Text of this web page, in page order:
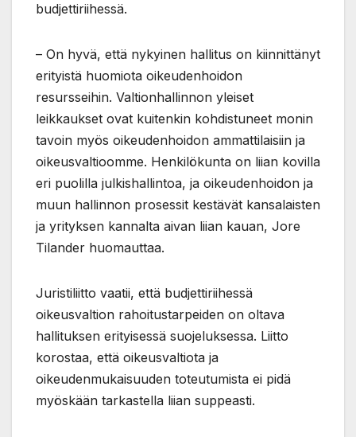
budjettiriihessä.
– On hyvä, että nykyinen hallitus on kiinnittänyt
erityistä huomiota oikeudenhoidon
resursseihin. Valtionhallinnon yleiset
leikkaukset ovat kuitenkin kohdistuneet monin
tavoin myös oikeudenhoidon ammattilaisiin ja
oikeusvaltioomme. Henkilökunta on liian kovilla
eri puolilla julkishallintoa, ja oikeudenhoidon ja
muun hallinnon prosessit kestävät kansalaisten
ja yrityksen kannalta aivan liian kauan, Jore
Tilander huomauttaa.
Juristiliitto vaatii, että budjettiriihessä
oikeusvaltion rahoitustarpeiden on oltava
hallituksen erityisessä suojeluksessa. Liitto
korostaa, että oikeusvaltiota ja
oikeudenmukaisuuden toteutumista ei pidä
myöskään tarkastella liian suppeasti.